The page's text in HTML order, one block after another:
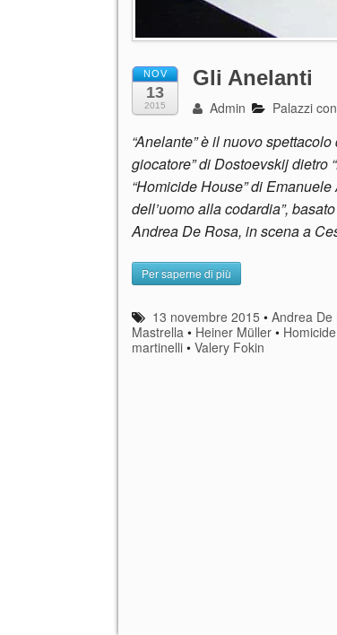
NOV
13
2015
Gli Anelanti
Admin Palazzi
“Anelante” è il nuovo
giocatore” di Dostoevskij dietro
“Homicide House” di
dell’uomo alla codardia”,
Andrea De Rosa, in scena a
Per saperne di più
13 novembre 2015 •Andrea De
Mastrella • Heiner Müller •
martinelli • Valery Fokin